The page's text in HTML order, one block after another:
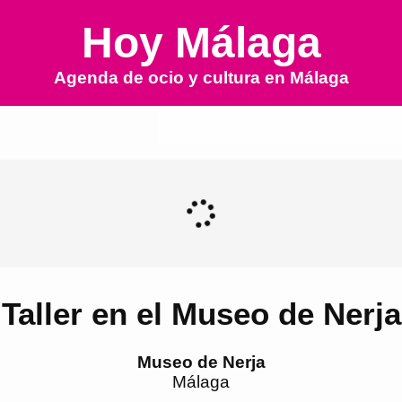
Hoy Málaga
Agenda de ocio y cultura en Málaga
Taller en el Museo de Nerja
Museo de Nerja
Málaga